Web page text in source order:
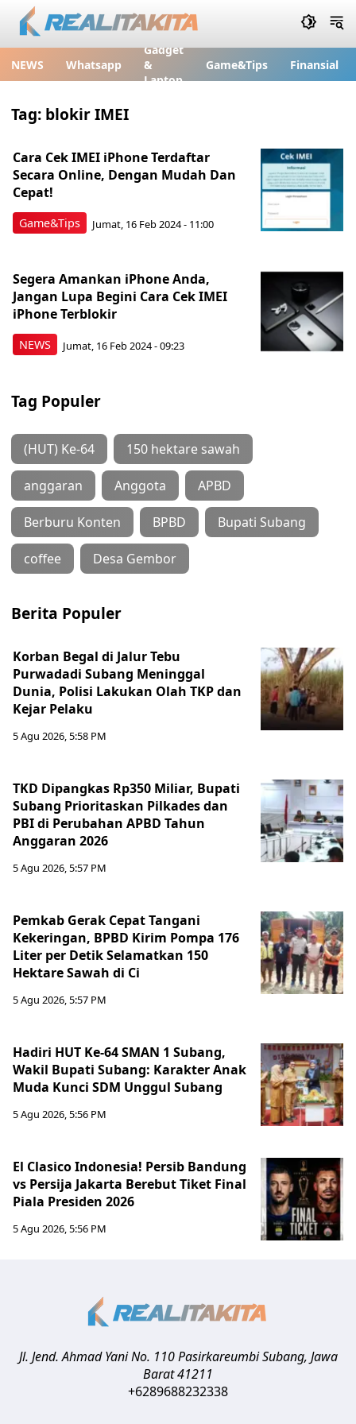
NEWS Whatsapp
Gadget
&
Laptop
Game&Tips Finansial
Tag: blokir IMEI
Game&Tips
Cara Cek IMEI iPhone Terdaftar
Secara Online, Dengan Mudah Dan
Cepat!
Jumat, 16 Feb 2024 - 11:00
NEWS
Segera Amankan iPhone Anda,
Jangan Lupa Begini Cara Cek IMEI
iPhone Terblokir
Jumat, 16 Feb 2024 - 09:23
Tag Populer
(HUT) Ke-64 150 hektare sawah
anggaran Anggota APBD
Berburu Konten BPBD Bupati Subang
coffee Desa Gembor
Berita Populer
Korban Begal di Jalur Tebu
Purwadadi Subang Meninggal
Dunia, Polisi Lakukan Olah TKP dan
Kejar Pelaku
5 Agu 2026, 5:58 PM
TKD Dipangkas Rp350 Miliar, Bupati
Subang Prioritaskan Pilkades dan
PBI di Perubahan APBD Tahun
Anggaran 2026
5 Agu 2026, 5:57 PM
Pemkab Gerak Cepat Tangani
Kekeringan, BPBD Kirim Pompa 176
Liter per Detik Selamatkan 150
Hektare Sawah di Ci
5 Agu 2026, 5:57 PM
Hadiri HUT Ke-64 SMAN 1 Subang,
Wakil Bupati Subang: Karakter Anak
Muda Kunci SDM Unggul Subang
5 Agu 2026, 5:56 PM
El Clasico Indonesia! Persib Bandung
vs Persija Jakarta Berebut Tiket Final
Piala Presiden 2026
5 Agu 2026, 5:56 PM
Jl. Jend. Ahmad Yani No. 110 Pasirkareumbi Subang, Jawa
Barat41211
+6289688232338